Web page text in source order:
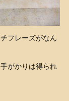
フレーズがなん
がかりは得られ